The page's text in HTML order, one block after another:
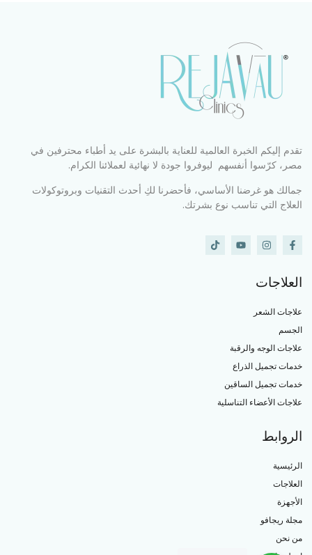
تقدم إليكم الخبرة العالمية للعناية بالبشرة على يد أطباء محترفين في
مصر، كرّسوا أنفسهم ليوفروا جودة لا نهائية لعملائنا الكرام.
جمالك هو غرضنا الأساسي، فأحضرنا لكِ أحدث التقنيات وبروتوكولات
العلاج التي تناسب نوع بشرتك.
العلاجات
علاجات الشعر
الجسم
علاجات الوجه والرقبة
خدمات تجميل الذراع
خدمات تجميل الساقين
علاجات الأعضاء التناسلية
الروابط
الرئيسية
العلاجات
الأجهزة
مجلة ريجافو
من نحن